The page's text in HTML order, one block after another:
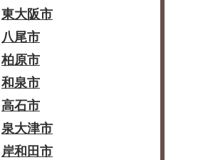
東大阪市
八尾市
柏原市
和泉市
高石市
泉大津市
岸和田市